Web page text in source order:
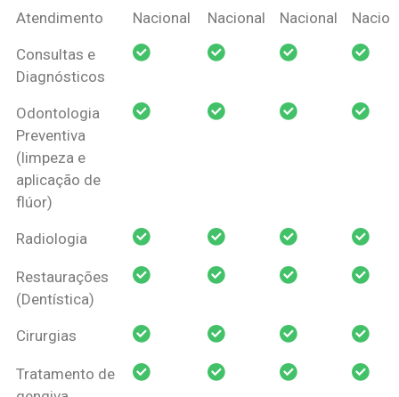
Coberturas
Pessoa Física
Nacional Criança Prótese
Atendimento Nacional Nacional Nacional
Consultas e
Diagnósticos
Odontologia
Preventiva
(limpeza e
aplicação de
flúor)
Radiologia
Restaurações
(Dentística)
Cirurgias
Tratamento de